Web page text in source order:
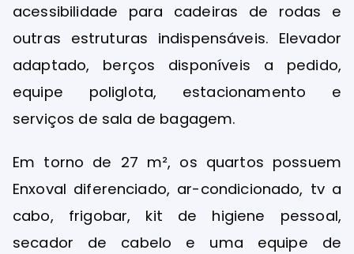
acessibilidade para cadeiras de rodas e
outras estruturas indispensáveis. Elevador
adaptado, berços disponíveis a pedido,
equipe poliglota, estacionamento e
serviços de sala de bagagem.
Em torno de 27 m², os quartos possuem
Enxoval diferenciado, ar-condicionado, tv a
cabo, frigobar, kit de higiene pessoal,
secador de cabelo e uma equipe de